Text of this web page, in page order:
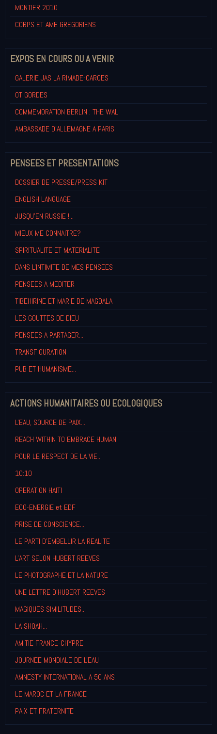
MONTIER 2010
CORPS ET AME GREGORIENS
EXPOS EN COURS OU A VENIR
GALERIE JAS LA RIMADE-CARCES
OT GORDES
COMMEMORATION BERLIN : THE WAL
AMBASSADE D'ALLEMAGNE A PARIS
PENSEES ET PRESENTATIONS
DOSSIER DE PRESSE/PRESS KIT
ENGLISH LANGUAGE
JUSQU'EN RUSSIE !...
MIEUX ME CONNAITRE?
SPIRITUALITE ET MATERIALITE
DANS L'INTIMITE DE MES PENSEES
PENSEES A MEDITER
TIBEHIRINE ET MARIE DE MAGDALA
LES GOUTTES DE DIEU
PENSEES A PARTAGER...
TRANSFIGURATION
PUB ET HUMANISME...
ACTIONS HUMANITAIRES OU ECOLOGIQUES
L'EAU, SOURCE DE PAIX...
REACH WITHIN TO EMBRACE HUMANI
POUR LE RESPECT DE LA VIE...
10:10
OPERATION HAITI
ECO-ENERGIE et EDF
PRISE DE CONSCIENCE...
LE PARTI D'EMBELLIR LA REALITE
L'ART SELON HUBERT REEVES
LE PHOTOGRAPHE ET LA NATURE
UNE LETTRE D'HUBERT REEVES
MAGIQUES SIMILITUDES...
LA SHOAH...
AMITIE FRANCE-CHYPRE
JOURNEE MONDIALE DE L'EAU
AMNESTY INTERNATIONAL A 50 ANS
LE MAROC ET LA FRANCE
PAIX ET FRATERNITE